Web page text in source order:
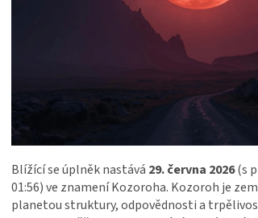
Blížící se úplněk nastává 29. června 2026(s
01:56) ve znamení Kozoroha. Kozoroh je
planetou struktury, odpovědnosti a